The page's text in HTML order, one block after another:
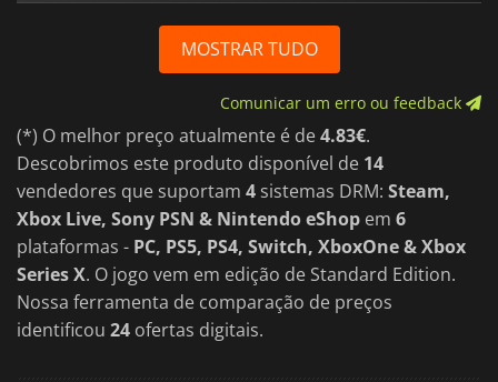
MOSTRAR TUDO
Comunicar um erro ou feedback
(*) O melhor preço atualmente é de4.83€.
Descobrimos este produto disponível de 14
vendedores que suportam 4 sistemas DRM: Steam,
Xbox Live, Sony PSN & Nintendo eShop em 6
plataformas - PC, PS5, PS4, Switch, XboxOne & Xbox
Series X. O jogo vem em edição de Standard Edition.
Nossa ferramenta de comparação de preços
identificou 24 ofertas digitais.